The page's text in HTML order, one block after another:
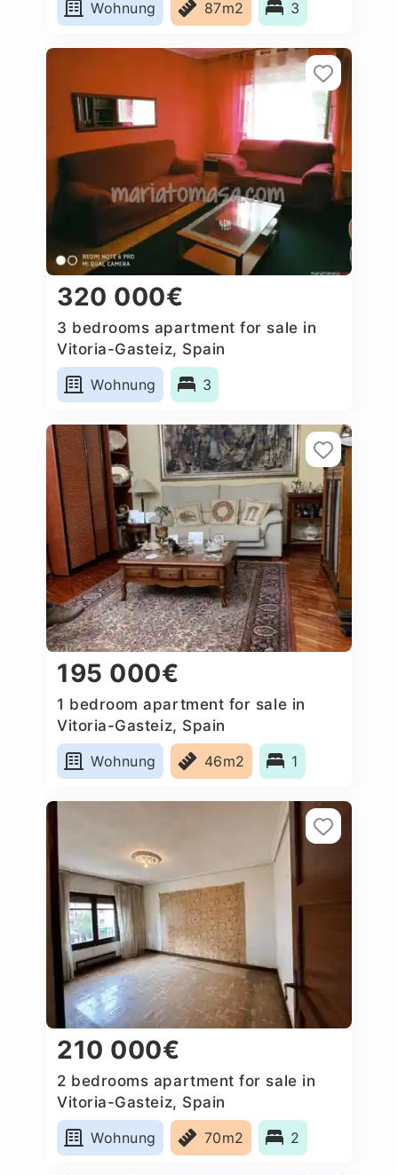
Wohnung 87m2 3
320 000€
3 bedrooms apartment for sale in
Vitoria-Gasteiz, Spain
Wohnung
3
195 000€
1 bedroom apartment for sale in
Vitoria-Gasteiz, Spain
Wohnung
46m2 1
210 000€
2 bedrooms apartment for sale in
Vitoria-Gasteiz, Spain
Wohnung
70m2 2